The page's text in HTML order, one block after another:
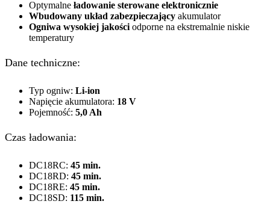
Optymalne ładowanie sterowane elektronicznie
Wbudowany układ zabezpieczający akumulator
Ogniwa wysokiej jakości odporne na ekstremalnie niskie
temperatury
Dane techniczne:
Typ ogniw: Li-ion
Napięcie akumulatora: 18 V
Pojemność: 5,0 Ah
Czas ładowania:
DC18RC: 45 min.
DC18RD: 45 min.
DC18RE: 45 min.
DC18SD: 115 min.